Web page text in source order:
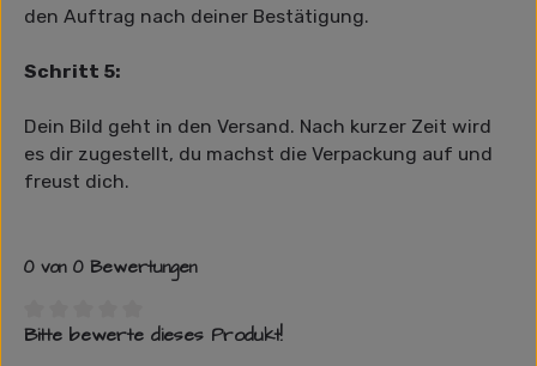
den Auftrag nach deiner Bestätigung.
Schritt 5:
Dein Bild geht in den Versand. Nach kurzer Zeit wird
es dir zugestellt, du machst die Verpackung auf und
freust dich.
0 von 0 Bewertungen
Durchschnittliche Bewertung von 0 von 5 Sternen
Bitte bewerte dieses Produkt!